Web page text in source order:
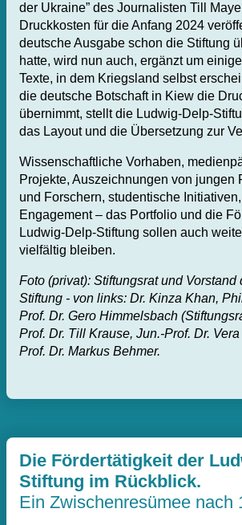
der Ukraine” des Journalisten Till
Druckkosten für die Anfang 2024
deutsche Ausgabe schon die Stiftung
hatte, wird nun auch, ergänzt um
Texte, in dem Kriegsland selbst
die deutsche Botschaft in Kiew die
übernimmt, stellt die Ludwig-Delp-
das Layout und die Übersetzung zur
Wissenschaftliche Vorhaben,
Projekte, Auszeichnungen von jungen
und Forschern, studentische
Engagement – das Portfolio und die
Ludwig-Delp-Stiftung sollen auch
vielfältig bleiben.
Foto (privat): Stiftungsrat und
Stiftung - von links: Dr. Kinza Khan,
Prof. Dr. Gero Himmelsbach
Prof. Dr. Till Krause, Jun.-Prof. Dr.
Prof. Dr. Markus Behmer.
Die Fördertätigkeit der
Stiftung im Rückblick.
Ein Zwischenresümee nach